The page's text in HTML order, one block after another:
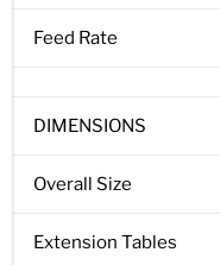
Feed Rate
DIMENSIONS
Overall Size
Extension Tables